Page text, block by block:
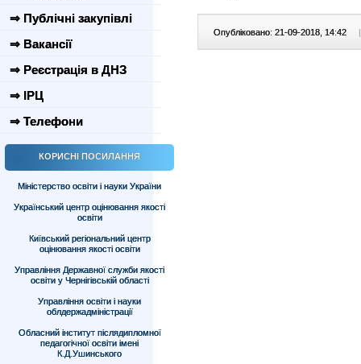
⇒ Публічні закупівлі
⇒ Вакансії
⇒ Реєстрація в ДНЗ
⇒ ІРЦ
⇒ Телефони
КОРИСНІ ПОСИЛАННЯ
Міністерство освіти і науки України
Український центр оцінювання якості
освіти
Київський регіональний центр
оцінювання якості освіти
Управління Державної служби якості
освіти у Чернігівській області
Управління освіти і науки
облдержадміністрації
Обласний інститут післядипломної
педагогічної освіти імені
К.Д.Ушинського
Опубліковано: 21-09-2018, 14:42 |